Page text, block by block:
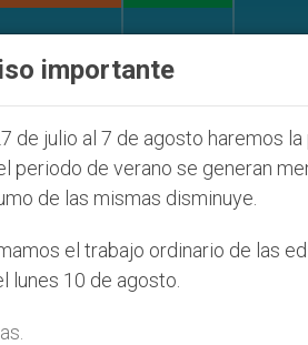
importante
de julio al 7 de agosto haremos la
periodo de verano se generan
de las mismas disminuye.
el trabajo ordinario de las
lunes 10 de agosto.